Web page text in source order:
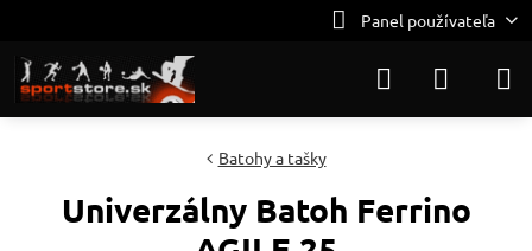
Panel používateľa
Batohy a tašky
Univerzálny Batoh Ferrino